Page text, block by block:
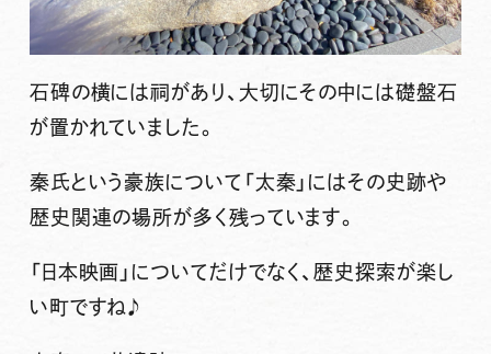
石碑の横には祠があり、大切にその中には礎盤石
が置かれていました。
秦氏という豪族について「太秦」にはその史跡や
歴史関連の場所が多く残っています。
「日本映画」についてだけでなく、歴史探索が楽し
い町ですね♪